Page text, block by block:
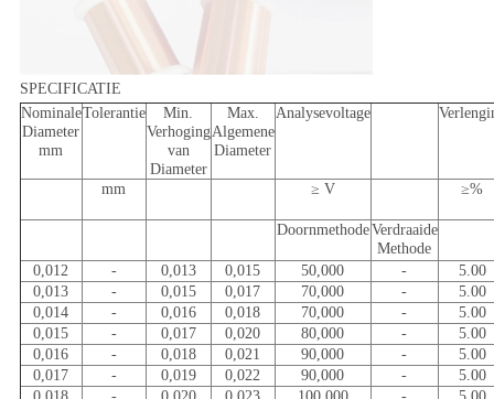
SPECIFICATIE
Nominale
Diameter
mm
Tolerantie
Min.
Verhoging
van
Diameter
Max.
Algemene
Diameter
Analysevoltage
mm ≥ V ≥%
DoornmethodeVerdraaide
Methode
0,012
- 0,013 0,015 50,000 -
5.00
0,013
- 0,015 0,017 70,000 -
5.00
0,014
- 0,016 0,018 70,000 -
5.00
0,015
- 0,017 0,020 80,000 -
5.00
0,016
- 0,018 0,021 90,000 -
5.00
0,017
- 0,019 0,022 90,000 -
5.00